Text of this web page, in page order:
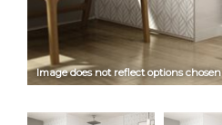
Image does not reflect options chosen